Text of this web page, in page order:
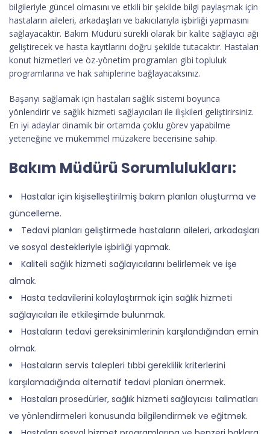
bilgileriyle güncel olmasını ve etkili bir şekilde bilgi paylaşmak için
hastaların aileleri, arkadaşları ve bakıcılarıyla işbirliği yapmasını
sağlayacaktır. Bakım Müdürü sürekli olarak bir kalite sağlayıcı ağı
geliştirecek ve hasta kayıtlarını doğru şekilde tutacaktır. Hastaları
konut hizmetleri ve öz-yönetim programları gibi topluluk
programlarına ve hak sahiplerine bağlayacaksınız.
Başarıyı sağlamak için hastaları sağlık sistemi boyunca
yönlendirir ve sağlık hizmeti sağlayıcıları ile ilişkileri geliştirirsiniz.
En iyi adaylar dinamik bir ortamda çoklu görev yapabilme
yeteneğine ve mükemmel müzakere becerisine sahip.
Bakım Müdürü Sorumlulukları:
Hastalar için kişiselleştirilmiş bakım planları oluşturma ve
güncelleme.
Tedavi planları geliştirmede hastaların aileleri, arkadaşları
ve sosyal destekleriyle işbirliği yapmak.
Kaliteli sağlık hizmeti sağlayıcılarını belirlemek ve işe
almak.
Hasta tedavilerini kolaylaştırmak için sağlık hizmeti
sağlayıcıları ile etkileşimde bulunmak.
Hastaların tedavi gereksinimlerinin karşılandığından emin
olmak.
Hastaların servis talepleri tıbbi gereklilik kriterlerini
karşılamadığında alternatif tedavi planları önermek.
Hastaları prosedürler, sağlık hizmeti sağlayıcısı talimatları
ve yönlendirmeleri konusunda bilgilendirmek ve eğitmek.